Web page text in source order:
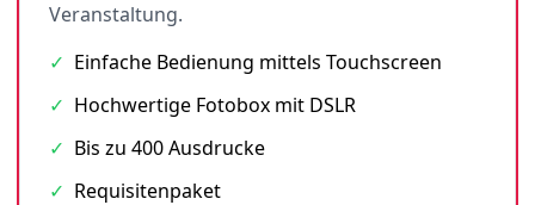
Veranstaltung.
✓ Einfache Bedienung mittels Touchscreen
✓ Hochwertige Fotobox mit DSLR
✓ Bis zu 400 Ausdrucke
✓ Requisitenpaket